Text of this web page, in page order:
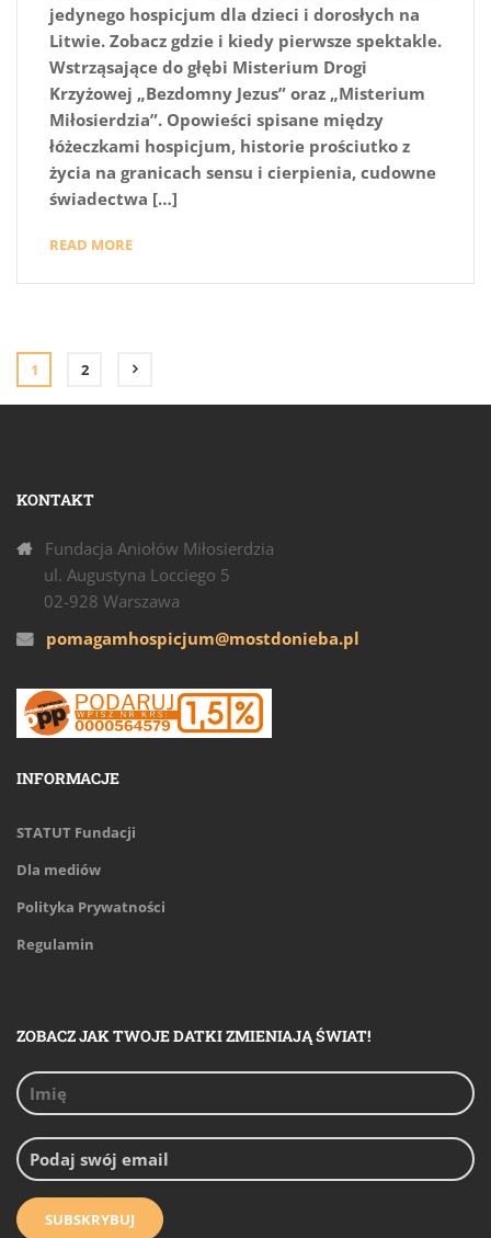
jedynego hospicjum dla dzieci i dorosłych na
Litwie. Zobacz gdzie i kiedy pierwsze spektakle.
Wstrząsające do głębi Misterium Drogi
Krzyżowej „Bezdomny Jezus” oraz „Misterium
Miłosierdzia”. Opowieści spisane między
łóżeczkami hospicjum, historie prościutko z
życia na granicach sensu i cierpienia, cudowne
świadectwa […]
READ MORE
1 2
KONTAKT
Fundacja Aniołów Miłosierdzia
ul. Augustyna Locciego 5
02-928 Warszawa
pomagamhospicjum@mostdonieba.pl
INFORMACJE
STATUT Fundacji
Dla mediów
Polityka Prywatności
Regulamin
ZOBACZ JAK TWOJE DATKI ZMIENIAJĄ ŚWIAT!